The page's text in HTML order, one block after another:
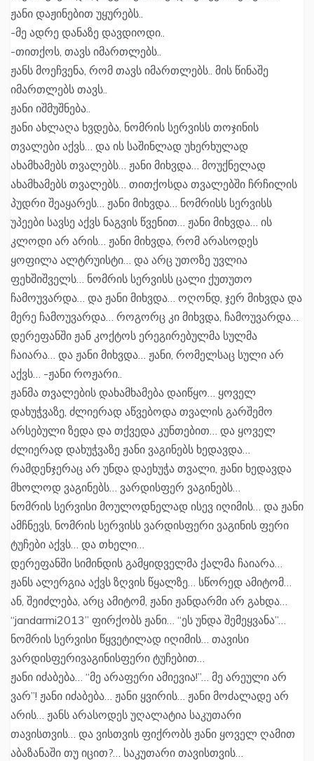
ჟანი დაჟინებით უყურებს..
-მე ადრე დანაზე დავდიოდი..
-თითქოს, თავს იმართლებს..
ჟანს მოეჩვენა, რომ თავს იმართლებს.. მის წინაშე
იმართლებს თავს..
ჟანი იშმუშნება..
ჟანი ახლაღა ხვდება, ნომრის სერვისს თოჯინის
თვალები აქვს… და ის საშინლად უხერხულად
ახამხამებს თვალებს… ჟანი მიხვდა… მოუქნელად
ახამხამებს თვალებს… თითქოსდა თვალებში ჩრჩილის
პუდრი შეაყარეს… ჟანი მიხვდა… ნომრისს სერვისს
უპეები სავსე აქვს ნაგვის წვენით… ჟანი მიხვდა… ის
კლოდი არ არის… ჟანი მიხვდა, რომ არასოდეს
ყოფილა ალტრუისტი… და არც უთოზე უვლია
ფეხშიშველს… ნომრის სერვისს ცალი ქუთუთო
ჩამოუვარდა… და ჟანი მიხვდა… ოღონდ, ჯერ მიხვდა და
მერე ჩამოუვარდა… როგორც კი მიხვდა, ჩამოუვარდა…
დერეფანში ჟან კოქტოს ერეგირებულმა სულმა
ჩაიარა… და ჟანი მიხვდა… ჟანი, რომელსაც სული არ
აქვს… -ჟანი როჟარი..
ჟანმა თვალების დახამხამება დაიწყო… ყოველ
დახუჭვაზე, ძლიერად აწვებოდა თვალის გარშემო
არსებული ზედა და თქვედა კუნთებით… და ყოველ
ძლიერად დახუჭვაზე ჟანი ვაგინებს ხედავდა…
რამდენჯერაც არ უნდა დაეხუჭა თვალი, ჟანი ხედავდა
მხოლოდ ვაგინებს… ვარდისფერ ვაგინებს…
ნომრის სერვისი მოულოდნელად ისევ იღიმის… და ჟანი
ამჩნევს, ნომრის სერვისს ვარდისფერი ვაგინის ფერი
ტუჩები აქვს… და თხელი…
დერეფანში სიმინდის გამყიდველმა ქალმა ჩაიარა…
ჟანს ალერგია აქვს ზღვის წყალზე… სწორედ ამიტომ…
ან, შეიძლება, არც ამიტომ, ჟანი ჟანდარმი არ გახდა…
“jandarmi2013” ფირქობს ჟანი… “ეს უნდა შემეყვანა”…
ნომრის სერვისი წყვეტილად იღიმის… თავისი
ვარდისფერივაგინისფერი ტუჩებით…
ჟანი იძაბება… “მე არაფერი ამიევია!”… მე არეული არ
ვარ”! ჟანი იძაბება… ჟანი ყვირის… ჟანი მოძალადე არ
არის… ჟანს არასოდეს უღალატია საკუთარი
თავისთვის… და ვისთვის ფიქრობს ჟანი ყოველ ღამით
აბაზანაში თუ იცით?… საკუთარი თავისთვის…